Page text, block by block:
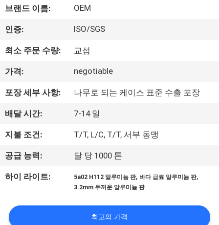
품
저
하
여
공
투
브랜드 이름: OEM
인증: ISO/SGS
최소 주문 수량: 교섭
가격: negotiable
포장 세부 사항: 나무로 되는 케이스 표준 수출 포장
배달 시간: 7-14 일
지불 조건: T/T, L/C, T/T, 서부 동맹
공급 능력: 달 당 1000 톤
하이 라이트: 5a02 H112 알루미늄 판, 바다 급료 알루미늄 판,
3.2mm 두꺼운 알루미늄 판
최고의 가격